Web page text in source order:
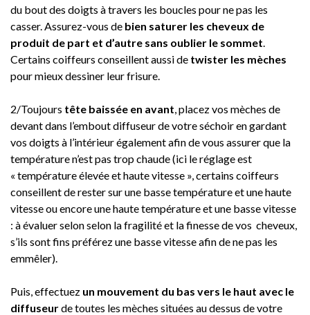
du bout des doigts à travers les boucles pour ne pas les
casser. Assurez-vous de bien saturer les cheveux de
produit de part et d’autre sans oublier le sommet
Certains coiffeurs conseillent aussi de twister les mèches
pour mieux dessiner leur frisure.
2/Toujours tête baissée en avant , placez vos mèches de
devant dans l’embout diffuseur de votre séchoir en gardant
vos doigts à l’intérieur également afin de vous assurer que la
température n’est pas trop chaude (ici le réglage est
« température élevée et haute vitesse », certains coiffeurs
conseillent de rester sur une basse température et une haute
vitesse ou encore une haute température et une basse vitesse
: à évaluer selon selon la fragilité et la finesse de vos cheveux,
s’ils sont fins préférez une basse vitesse afin de ne pas les
emmêler).
Puis, effectuez un mouvement du bas vers le haut avec le
diffuseurde toutes les mèches situées au dessus de votre